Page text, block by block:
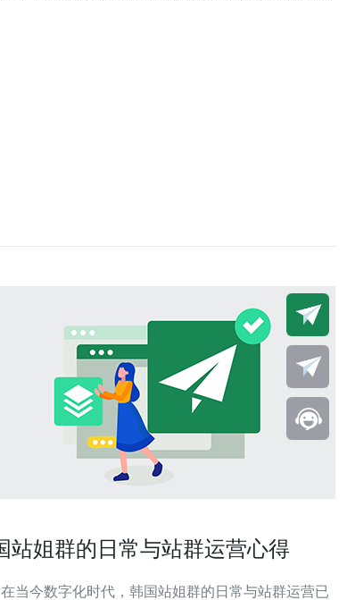
站姐群的日常与站群运营心得
当今数字化时代，韩国站姐群的日常与站群运营已